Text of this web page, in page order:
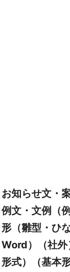
お知らせ文・
例文・文例（
形（雛型・ひ
Word）（社外
形式）（基本